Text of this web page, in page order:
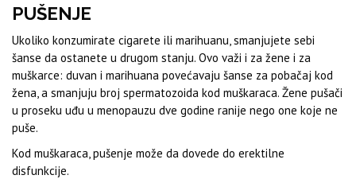
PUŠENJE
Ukoliko konzumirate cigarete ili marihuanu, smanjujete sebi
šanse da ostanete u drugom stanju. Ovo važi i za žene i za
muškarce: duvan i marihuana povećavaju šanse za pobačaj kod
žena, a smanjuju broj spermatozoida kod muškaraca. Žene pušači
u proseku uđu u menopauzu dve godine ranije nego one koje ne
puše.
Kod muškaraca, pušenje može da dovede do erektilne
disfunkcije.